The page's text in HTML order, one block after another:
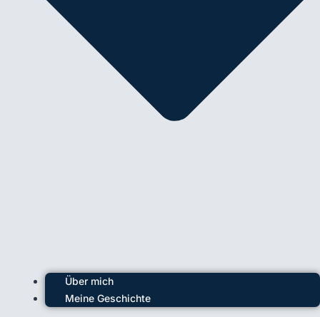
Über mich
Meine Geschichte